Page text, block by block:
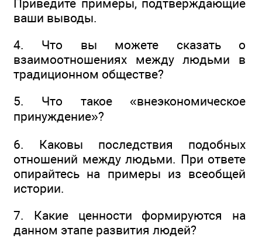
Приведите примеры, подтверждающие
ваши выводы.
4. Что вы можете сказать о
взаимоотношениях между людьми в
традиционном обществе?
5. Что такое «внеэкономическое
принуждение»?
6. Каковы последствия подобных
отношений между людьми. При ответе
опирайтесь на примеры из всеобщей
истории.
7. Какие ценности формируются на
данном этапе развития людей?